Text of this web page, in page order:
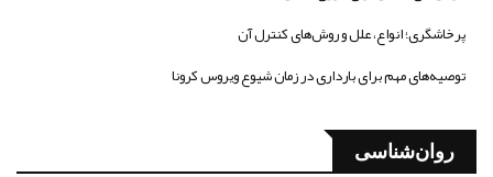
پرخاشگری؛ انواع، علل و روش‌های کنترل آن
توصیه‌های مهم برای بارداری در زمان شیوع ویروس کرونا
روان‌شناسی